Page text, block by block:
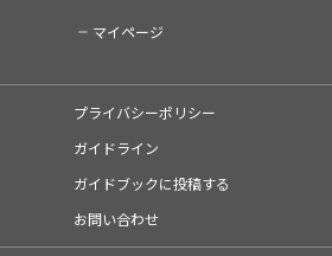
マイページ
プライバシーポリシー
ガイドライン
ガイドブックに投稿する
お問い合わせ